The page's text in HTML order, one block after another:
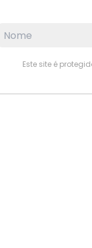
Este site é